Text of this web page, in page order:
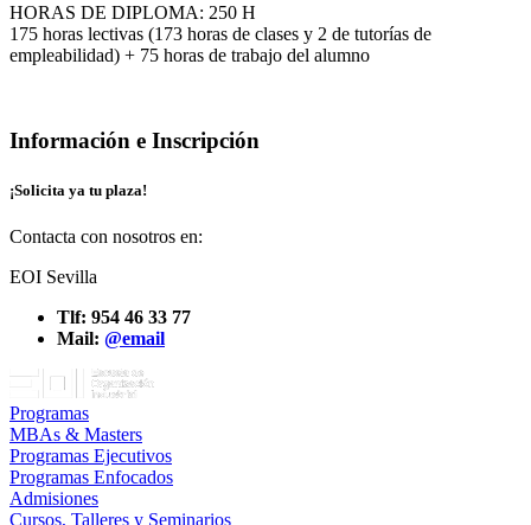
HORAS DE DIPLOMA: 250 H
175 horas lectivas (173 horas de clases y 2 de tutorías de
empleabilidad) + 75 horas de trabajo del alumno
Información e Inscripción
¡Solicita ya tu plaza!
Contacta con nosotros en:
EOI Sevilla
Tlf: 954 46 33 77
Mail: @email
Programas
MBAs & Masters
Programas Ejecutivos
Programas Enfocados
Admisiones
Cursos, Talleres y Seminarios